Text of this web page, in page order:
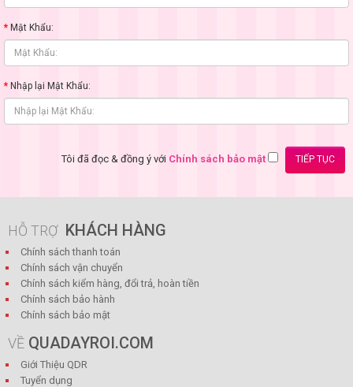
Mật Khẩu:
Nhập lại Mật Khẩu:
Tôi đã đọc & đồng ý với Chính sách bảo mật
HỖ TRỢ KHÁCH HÀNG
Chính sách thanh toán
Chính sách vận chuyển
Chính sách kiểm hàng, đổi trả, hoàn tiền
Chính sách bảo hành
Chính sách bảo mật
VỀ QUADAYROI.COM
Giới Thiệu QDR
Tuyển dụng